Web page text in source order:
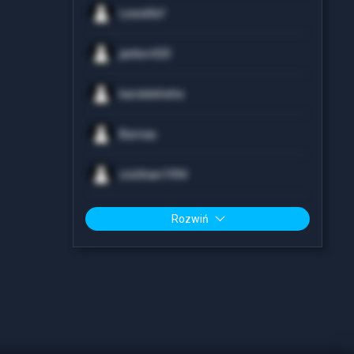
LewisKef
jankev420
karolelehehe
Bismas
cristhian1994
Rozwiń